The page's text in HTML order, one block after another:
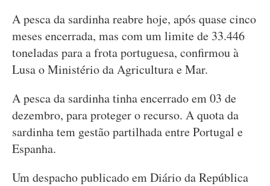
A pesca da sardinha reabre hoje, após quase cinco
meses encerrada, mas com um limite de 33.446
toneladas para a frota portuguesa, confirmou à
Lusa o Ministério da Agricultura e Mar.
A pesca da sardinha tinha encerrado em 03 de
dezembro, para proteger o recurso. A quota da
sardinha tem gestão partilhada entre Portugal e
Espanha.
Um despacho publicado em Diário da República